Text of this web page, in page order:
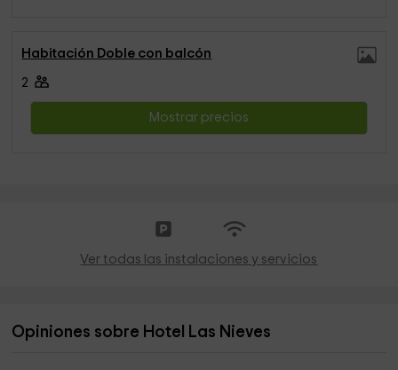
Habitación Doble con balcón
2
Mostrar precios
Ver todas las instalaciones y servicios
Opiniones sobre Hotel Las Nieves